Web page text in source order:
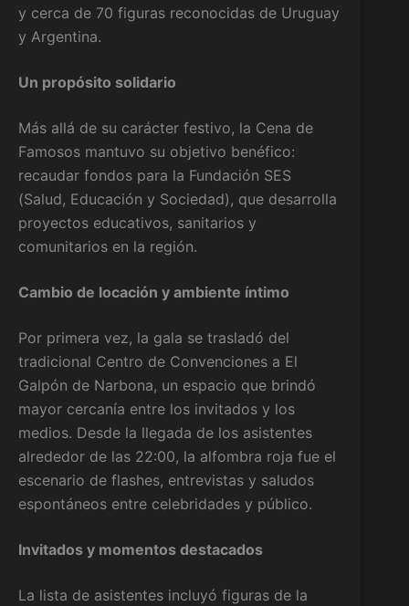
y cerca de 70 figuras reconocidas de Uruguay
y Argentina.
Un propósito solidario
Más allá de su carácter festivo, la Cena de
Famosos mantuvo su objetivo benéfico:
recaudar fondos para la Fundación SES
(Salud, Educación y Sociedad), que desarrolla
proyectos educativos, sanitarios y
comunitarios en la región.
Cambio de locación y ambiente íntimo
Por primera vez, la gala se trasladó del
tradicional Centro de Convenciones a El
Galpón de Narbona, un espacio que brindó
mayor cercanía entre los invitados y los
medios. Desde la llegada de los asistentes
alrededor de las 22:00, la alfombra roja fue el
escenario de flashes, entrevistas y saludos
espontáneos entre celebridades y público.
Invitados y momentos destacados
La lista de asistentes incluyó figuras de la